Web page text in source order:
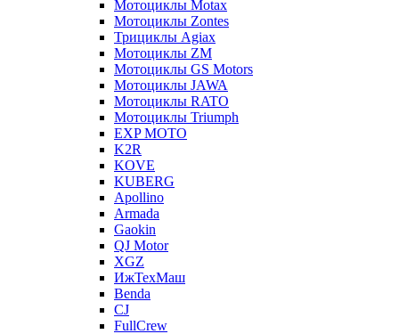
Мотоциклы Motax
Мотоциклы Zontes
Трициклы Agiax
Мотоциклы ZM
Мотоциклы GS Motors
Мотоциклы JAWA
Мотоциклы RATO
Мотоциклы Triumph
EXP MOTO
K2R
KOVE
KUBERG
Apollino
Armada
Gaokin
QJ Motor
XGZ
ИжТехМаш
Benda
CJ
FullCrew